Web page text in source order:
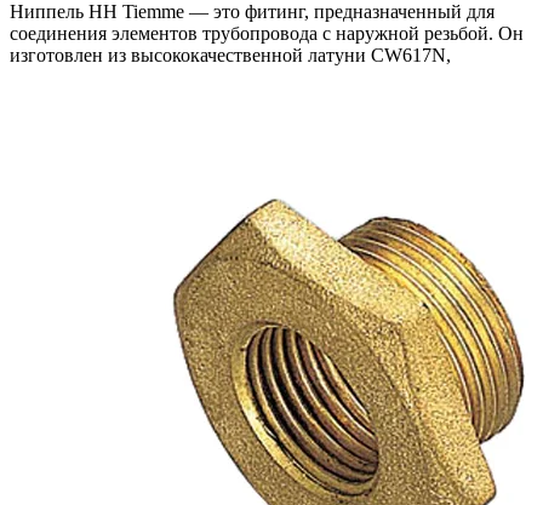
Ниппель HH Tiemme — это фитинг, предназначенный для
соединения элементов трубопровода с наружной резьбой. Он
изготовлен из высококачественной латуни CW617N,